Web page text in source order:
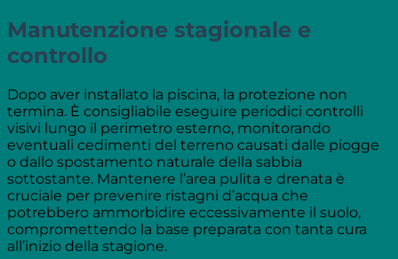
Manutenzione stagionale e
controllo
Dopo aver installato la piscina, la protezione non
termina. È consigliabile eseguire periodici controlli
visivi lungo il perimetro esterno, monitorando
eventuali cedimenti del terreno causati dalle piogge
o dallo spostamento naturale della sabbia
sottostante. Mantenere l’area pulita e drenata è
cruciale per prevenire ristagni d’acqua che
potrebbero ammorbidire eccessivamente il suolo,
compromettendo la base preparata con tanta cura
all’inizio della stagione.